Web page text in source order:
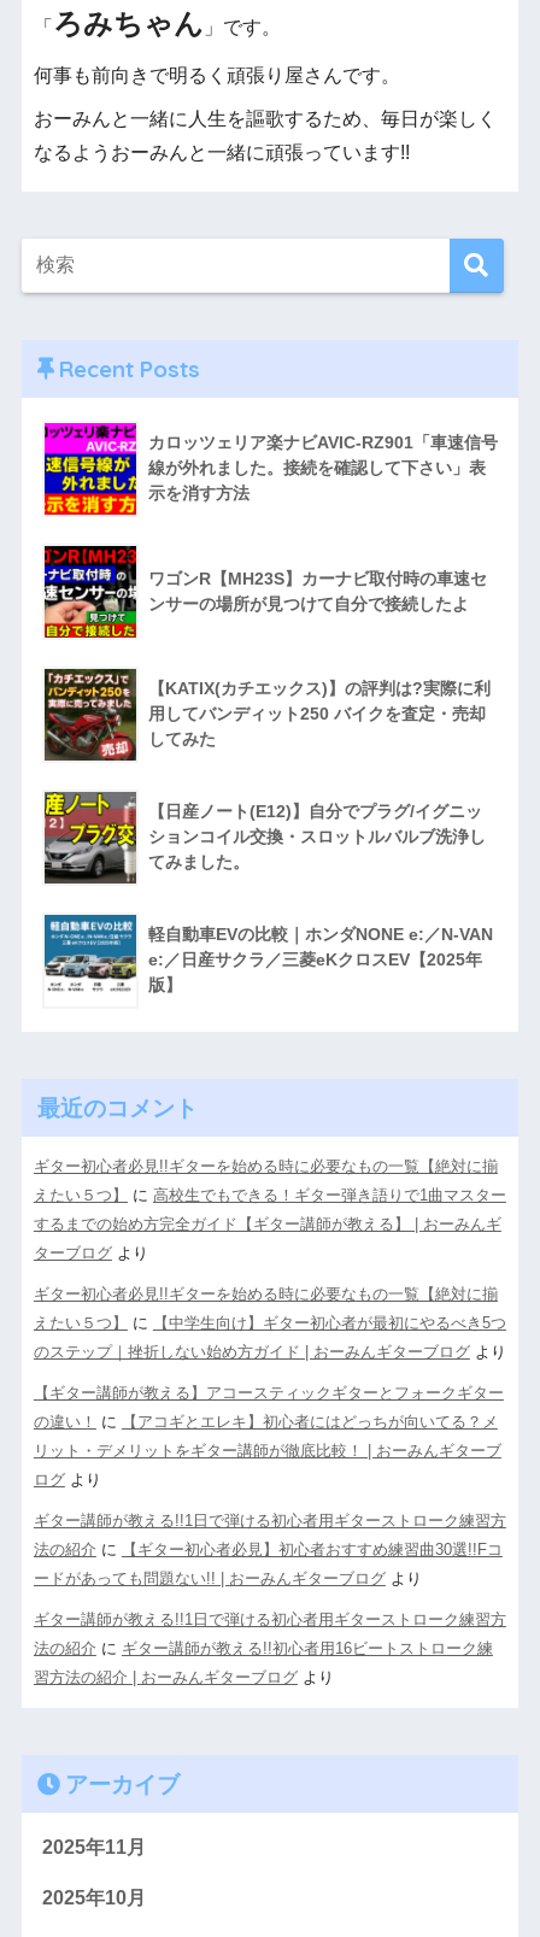
「 ろみちゃん 」です。
何事も前向きで明るく頑張り屋さんです。
おーみんと一緒に人生を謳歌するため、毎日が楽しく
なるようおーみんと一緒に頑張っています!!
Recent Posts
カロッツェリア楽ナビAVIC-RZ901「車速信号
線が外れました。接続を確認して下さい」表
示を消す方法
ワゴンR【MH23S】カーナビ取付時の車速セ
ンサーの場所が見つけて自分で接続したよ
【KATIX(カチエックス)】の評判は?実際に利
用してバンディット250 バイクを査定・売却
してみた
【日産ノート(E12)】自分でプラグ/イグニッ
ションコイル交換・スロットルバルブ洗浄し
てみました。
軽自動車EVの比較｜ホンダNONE e:／N-VAN
e:／日産サクラ／三菱eKクロスEV【2025年
版】
最近のコメント
ギター初心者必見!!ギターを始める時に必要なもの一覧【絶対に揃
えたい５つ】
に 高校生でもできる！ギター弾き語りで1曲マスター
するまでの始め方完全ガイド【ギター講師が教える】 | おーみんギ
ターブログより
ギター初心者必見!!ギターを始める時に必要なもの一覧【絶対に揃
えたい５つ】
に
【中学生向け】ギター初心者が最初にやるべき5つ
のステップ｜挫折しない始め方ガイド | おーみんギターブログより
【ギター講師が教える】アコースティックギターとフォークギター
の違い！
に
【アコギとエレキ】初心者にはどっちが向いてる？メ
リット・デメリットをギター講師が徹底比較！ | おーみんギターブ
ログより
ギター講師が教える!!1日で弾ける初心者用ギターストローク練習方
法の紹介 に
【ギター初心者必見】初心者おすすめ練習曲30選!!Fコ
ードがあっても問題ない!! | おーみんギターブログより
ギター講師が教える!!1日で弾ける初心者用ギターストローク練習方
法の紹介 に ギター講師が教える!!初心者用16ビートストローク練
習方法の紹介 | おーみんギターブログより
アーカイブ
2025年11月
2025年10月